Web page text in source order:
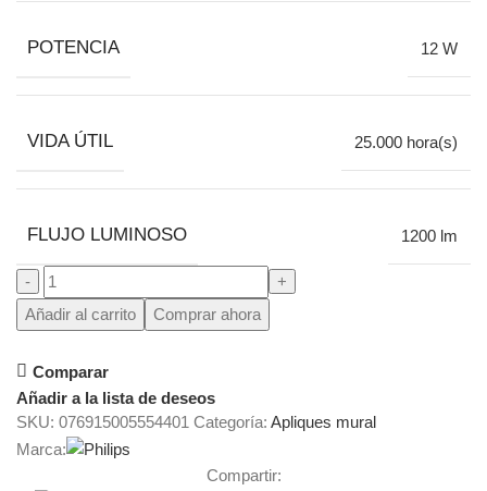
POTENCIA 12 W
VIDA ÚTIL 25.000 hora(s)
FLUJO LUMINOSO 1200 lm
Añadir al carrito Comprar ahora
Comparar
Añadir a la lista de deseos
SKU: 076915005554401 Categoría: Apliques mural
Marca:
Compartir: